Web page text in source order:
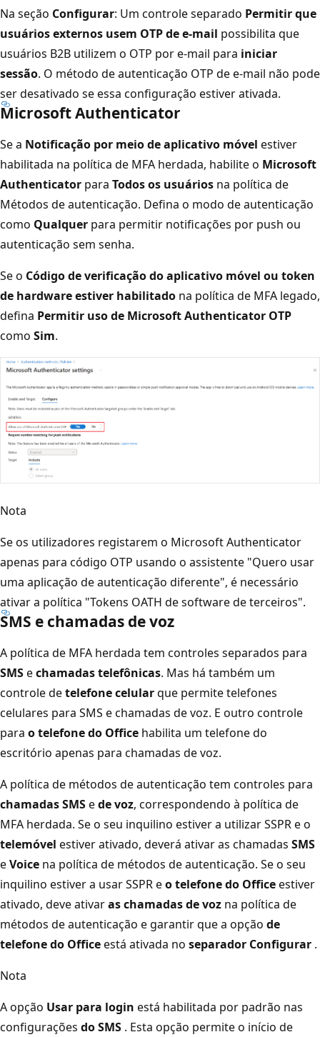
Na seção Configurar: Um controle separado Permitir que
usuários externos usem OTP de e-mail possibilita que
usuários B2B utilizem o OTP por e-mail para iniciar
sessão. O método de autenticação OTP de e-mail não pode
ser desativado se essa configuração estiver ativada.
Microsoft Authenticator
Se a Notificação por meio de aplicativo móvel estiver
habilitada na política de MFA herdada, habilite o Microsoft
Authenticator para Todos os usuários na política de
Métodos de autenticação. Defina o modo de autenticação
como Qualquer para permitir notificações por push ou
autenticação sem senha.
Se o Código de verificação do aplicativo móvel ou token
de hardware estiver habilitado na política de MFA legado,
defina Permitir uso de Microsoft Authenticator OTP
como Sim.
Nota
Se os utilizadores registarem o Microsoft Authenticator
apenas para código OTP usando o assistente "Quero usar
uma aplicação de autenticação diferente", é necessário
ativar a política "Tokens OATH de software de terceiros".
SMS e chamadas de voz
A política de MFA herdada tem controles separados para
SMSechamadas telefônicas. Mas há também um
controle detelefone celularque permite telefones
celulares para SMS e chamadas de voz. E outro controle
para o telefone do Office habilita um telefone do
escritório apenas para chamadas de voz.
A política de métodos de autenticação tem controles para
chamadas SMSede voz, correspondendo à política de
MFA herdada. Se o seu inquilino estiver a utilizar SSPR e o
telemóvel estiver ativado, deverá ativar as chamadas SMS
eVoice na política de métodos de autenticação. Se o seu
inquilino estiver a usar SSPR eo telefone do Officeestiver
ativado, deve ativaras chamadas de voz na política de
métodos de autenticação e garantir que a opção de
telefone do Officeestá ativada no separador Configurar .
Nota
A opção Usar para login está habilitada por padrão nas
configurações do SMS . Esta opção permite o início de